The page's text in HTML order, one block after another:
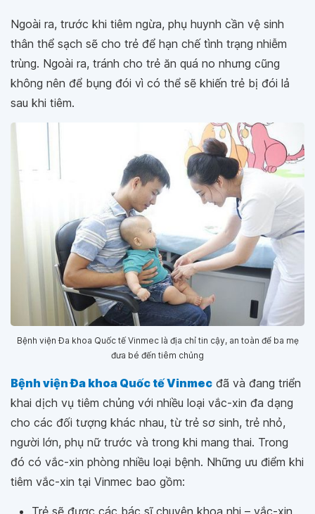
Ngoài ra, trước khi tiêm ngừa, phụ huynh cần vệ sinh
thân thể sạch sẽ cho trẻ để hạn chế tình trạng nhiễm
trùng. Ngoài ra, tránh cho trẻ ăn quá no nhưng cũng
không nên để bụng đói vì có thể sẽ khiến trẻ bị đói lả
sau khi tiêm.
Bệnh viện Đa khoa Quốc tế Vinmec là địa chỉ tin cậy, an toàn để ba mẹ
đưa bé đến tiêm chủng
Bệnh viện Đa khoa Quốc tế Vinmec đã và đang triển
khai dịch vụ tiêm chủng với nhiều loại vắc-xin đa dạng
cho các đối tượng khác nhau, từ trẻ sơ sinh, trẻ nhỏ,
người lớn, phụ nữ trước và trong khi mang thai. Trong
đó có vắc-xin phòng nhiều loại bệnh. Những ưu điểm khi
tiêm vắc-xin tại Vinmec bao gồm:
Trẻ sẽ được các bác sĩ chuyên khoa nhi – vắc-xin